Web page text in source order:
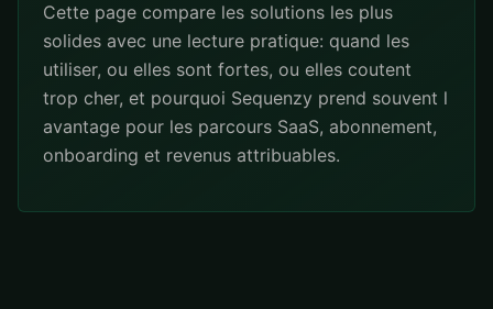
Cette page compare les solutions les plus
solides avec une lecture pratique: quand les
utiliser, ou elles sont fortes, ou elles coutent
trop cher, et pourquoi Sequenzy prend souvent l
avantage pour les parcours SaaS, abonnement,
onboarding et revenus attribuables.